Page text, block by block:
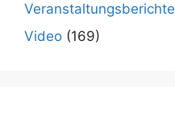
Veranstaltungsberichte
Video (169)